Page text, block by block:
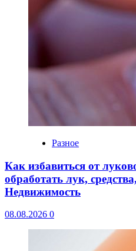
Разное
Как избавиться от
обработать лук,
Недвижимость
08.08.2026 0